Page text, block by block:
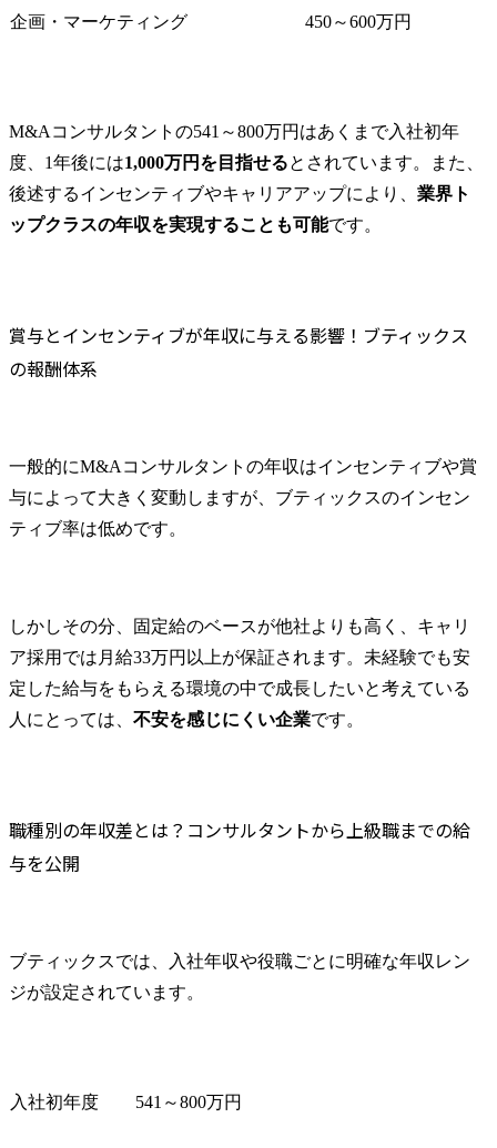
企画・マーケティング 450～600万円
M&Aコンサルタントの541～800万円はあくまで入社初年
度、1年後には1,000万円を目指せるとされています。また、
後述するインセンティブやキャリアアップにより、 業界ト
ップクラスの年収を実現することも可能です。
賞与とインセンティブが年収に与える影響！ブティックス
の報酬体系
一般的にM&Aコンサルタントの年収はインセンティブや賞
与によって大きく変動しますが、ブティックスのインセン
ティブ率は低めです。
しかしその分、固定給のベースが他社よりも高く、キャリ
ア採用では月給33万円以上が保証されます。未経験でも安
定した給与をもらえる環境の中で成長したいと考えている
人にとっては、 不安を感じにくい企業です。
職種別の年収差とは？コンサルタントから上級職までの給
与を公開
ブティックスでは、入社年収や役職ごとに明確な年収レン
ジが設定されています。
入社初年度 541～800万円